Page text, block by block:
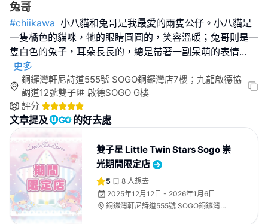
兔哥
#chiikawa 小八貓和兔哥是我最愛的兩隻公仔。小八貓是
一隻橘色的貓咪，牠的眼睛圓圓的，笑容溫暖；兔哥則是一
隻白色的兔子，耳朵長長的，總是帶著一副呆萌的表情...
更多
銅鑼灣軒尼詩道555號 SOGO銅鑼灣店7樓；九龍啟德協
調道12號雙子匯 啟德SOGO G樓
評分
文章提及 的好去處
雙子星 Little Twin Stars Sogo 崇
光期間限定店
5 8 人想去
2025年12月12日 - 2026年1月6日
銅鑼灣軒尼詩道555號 SOGO銅鑼灣店7